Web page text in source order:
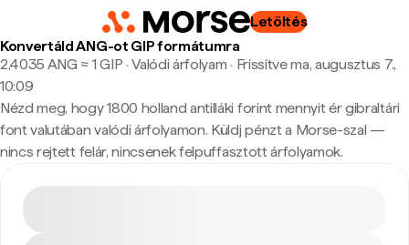
Letöltés
Konvertáld ANG-ot GIP formátumra
2,4035 ANG ≈ 1 GIP · Valódi árfolyam · Frissítve ma, augusztus 7.,
10:09
Nézd meg, hogy 1800 holland antilláki forint mennyit ér gibraltári
font valutában valódi árfolyamon. Küldj pénzt a Morse-szal —
nincs rejtett felár, nincsenek felpuffasztott árfolyamok.